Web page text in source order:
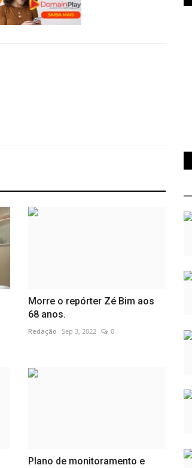
Morre o repórter Zé Bim aos
68 anos.
Redação Sep 3, 2022 0
Plano de monitoramento e